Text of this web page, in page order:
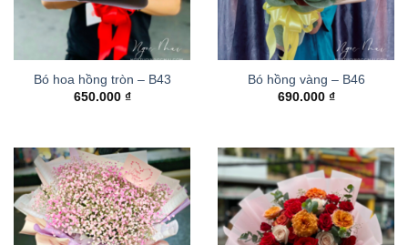
Bó hoa hồng tròn – B43
650.000 ₫
Bó hồng vàng – B46
690.000 ₫